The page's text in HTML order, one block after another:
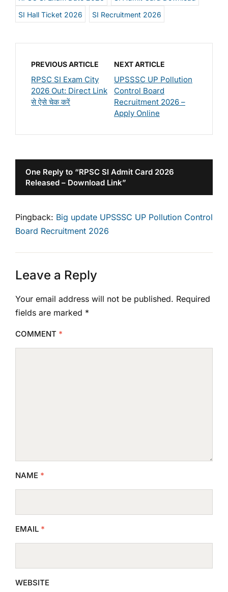
SI Hall Ticket 2026
SI Recruitment 2026
PREVIOUS ARTICLE
RPSC SI Exam City
2026 Out: Direct Link
से ऐसे चेक करें
NEXT ARTICLE
UPSSSC UP Pollution
Control Board
Recruitment 2026 –
Apply Online
One Reply to “RPSC SI Admit Card 2026
Released – Download Link”
Pingback: Big update UPSSSC UP Pollution Control
Board Recruitment 2026
Leave a Reply
Your email address will not be published. Required
fields are marked *
COMMENT *
NAME *
EMAIL *
WEBSITE